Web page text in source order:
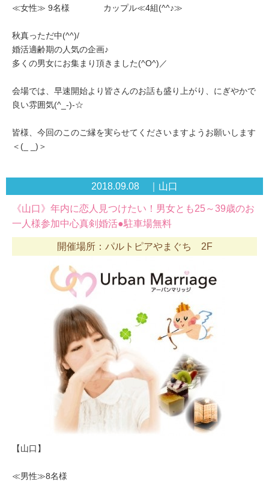
≪女性≫ 9名様 カップル≪4組(^^♪≫
秋真っただ中(^^)/
婚活適齢期の人気の企画♪
多くの男女にお集まり頂きました(^O^)／
会場では、早速開始より皆さんのお話も盛り上がり、にぎやかで
良い雰囲気(^_-)-☆
皆様、今回のこのご縁を実らせてくださいますようお願いします
＜(_ _)＞
2018.09.08 ｜山口
《山口》年内に恋人見つけたい！男女とも25～39歳のお
一人様参加中心真剣婚活●駐車場無料
開催場所：パルトピアやまぐち 2F
【山口】
≪男性≫8名様